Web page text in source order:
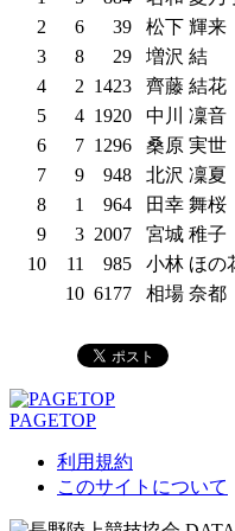
2
6 39 松下 輝来
3
8 29 増沢 結
4
2 1423 齊藤 結花
5
4 1920 中川 凜音
6
7 1296 桑原 実世
7
9 948 北沢 凜夏
8
1 964 田幸 舞桜
9
3 2007 宮城 稚子
10
11 985 小林 ほの
10 6177 相場 奈都
PAGETOP
利用規約
このサイトについて